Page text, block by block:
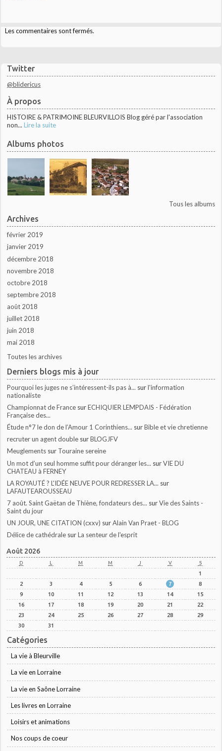
Twitter
@blidericus
À propos
HISTOIRE & PATRIMOINE BLEURVILLOIS Blog géré par l'association
non... Lire la suite
Albums photos
Tous les albums
Archives
février 2019
janvier 2019
décembre 2018
novembre 2018
octobre 2018
septembre 2018
août 2018
juillet 2018
juin 2018
mai 2018
Toutes les archives
Derniers blogs mis à jour
Pourquoi les juges ne s’intéressent-ils pas à... surl'information
nationaliste
Championnat de France surECHIQUIER LEMPDAIS - Fédération
Française des...
Étude n°7 le don de l’Amour 1 Corinthiens... surBible et vie chretienne
recruter un agent double surBLOGJFV
Meuglements sur Touraine sereine
Un mot d’un seul homme suffit pour déranger les... surVIE DU
CHATEAU à FERNEY
LA ROYAUTÉ ? L'IDÉE NEUVE POUR REDRESSER LA... sur
LAFAUTEAROUSSEAU
7 août. Saint Gaëtan de Thiène, fondateurs des... surVie des Saints -
Saint du jour
UN JOUR, UNE CITATION (cxxv) surAlain Van Praet - BLOG
Délice de cathédrale surLa senteur de l'esprit
Août 2026
D L M M J V S
1
2
3 4 5 6 7
8
9
10 11 12 13 14
15
16
17 18 19 20 21
22
23
24 25 26 27 28
29
30
31
Catégories
La vie à Bleurville
La vie en Lorraine
La vie en Saône Lorraine
Les livres en Lorraine
Loisirs et animations
Nos coups de coeur
Les commentaires sont fermés.